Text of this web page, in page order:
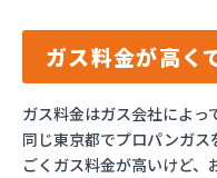
ガス料金が高く
ガス料金はガス会社によっ
同じ東京都でプロパンガ
ごくガス料金が高いけど